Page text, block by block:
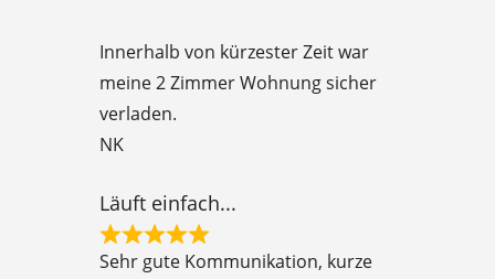
d
5
o
o
Innerhalb von kürzester Zeit war
meine 2 Zimmer Wohnung sicher
verladen.
NK
Läuft einfach...
R
Sehr gute Kommunikation, kurze